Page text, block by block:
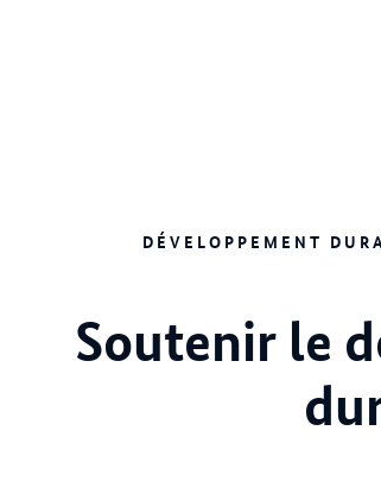
DÉVELOPPEMENT
Soutenir le